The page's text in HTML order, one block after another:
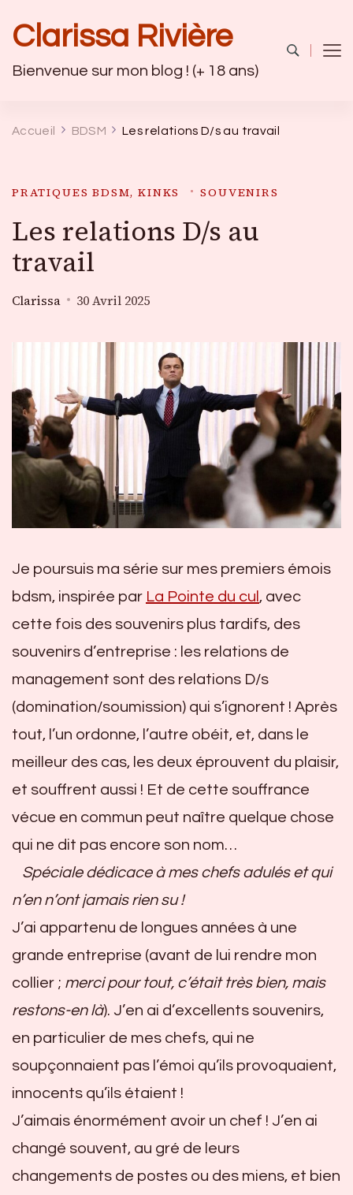
Clarissa Rivière
Bienvenue sur mon blog ! (+ 18 ans)
Accueil BDSM Les relations D/s au travail
PRATIQUES BDSM, KINKS SOUVENIRS
Les relations D/s au
travail
Clarissa 30 Avril 2025
Je poursuis ma série sur mes premiers émois
bdsm, inspirée par La Pointe du cul , avec
cette fois des souvenirs plus tardifs, des
souvenirs d’entreprise : les relations de
management sont des relations D/s
(domination/soumission) qui s’ignorent ! Après
tout, l’un ordonne, l’autre obéit, et, dans le
meilleur des cas, les deux éprouvent du plaisir,
et souffrent aussi ! Et de cette souffrance
vécue en commun peut naître quelque chose
qui ne dit pas encore son nom…
Spéciale dédicace à mes chefs adulés et qui
n’en n’ont jamais rien su !
J’ai appartenu de longues années à une
grande entreprise (avant de lui rendre mon
collier ; merci pour tout, c’était très bien, mais
restons-en là). J’en ai d’excellents souvenirs,
en particulier de mes chefs, qui ne
soupçonnaient pas l’émoi qu’ils provoquaient,
innocents qu’ils étaient !
J’aimais énormément avoir un chef ! J’en ai
changé souvent, au gré de leurs
changements de postes ou des miens, et bien